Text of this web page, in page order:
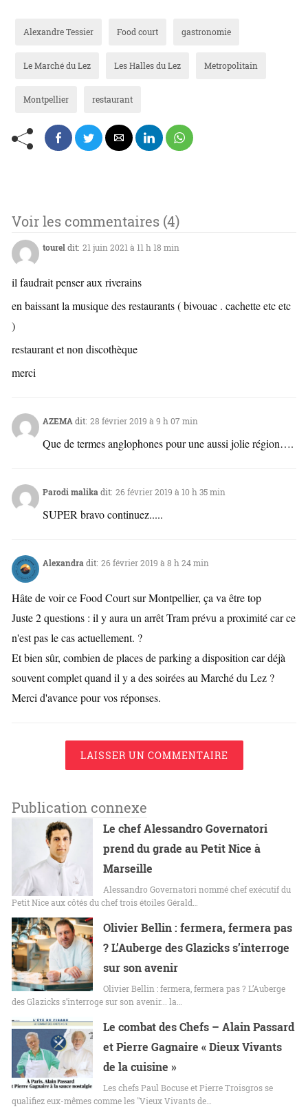
Alexandre Tessier Food court gastronomie
Le Marché du Lez Les Halles du Lez Metropolitain
Montpellier restaurant
Voir les commentaires (4)
tourel dit: 21 juin 2021 à 11 h 18 min
il faudrait penser aux riverains
en baissant la musique des restaurants ( bivouac . cachette etc etc
)
restaurant et non discothèque
merci
AZEMA dit: 28 février 2019 à 9 h 07 min
Que de termes anglophones pour une aussi jolie région….
Parodi malika dit: 26 février 2019 à 10 h 35 min
SUPER bravo continuez.....
Alexandra dit: 26 février 2019 à 8 h 24 min
Hâte de voir ce Food Court sur Montpellier, ça va être top
Juste 2 questions : il y aura un arrêt Tram prévu a proximité car ce
n'est pas le cas actuellement. ?
Et bien sûr, combien de places de parking a disposition car déjà
souvent complet quand il y a des soirées au Marché du Lez ?
Merci d'avance pour vos réponses.
LAISSER UN COMMENTAIRE
Publication connexe
Le chef Alessandro Governatori
prend du grade au Petit Nice à
Marseille
Alessandro Governatori nommé chef exécutif du
Petit Nice aux côtés du chef trois étoiles Gérald…
Olivier Bellin : fermera, fermera pas
? L’Auberge des Glazicks s’interroge
sur son avenir
Olivier Bellin : fermera, fermera pas ? L’Auberge
des Glazicks s’interroge sur son avenir... la…
Le combat des Chefs – Alain Passard
et Pierre Gagnaire « Dieux Vivants
de la cuisine »
Les chefs Paul Bocuse et Pierre Troisgros se
qualifiez eux-mêmes comme les "Vieux Vivants de…